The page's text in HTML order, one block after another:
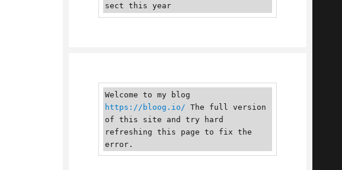
sect this year
https://bloog.io/ The full version
of this site and try hard
refreshing this page to fix the
error.